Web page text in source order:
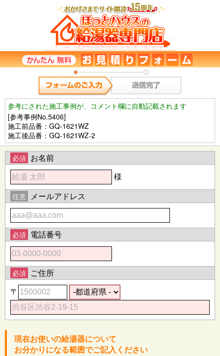
参考にされた施工事例が、コメント欄に自動記載されます
[参考事例No.5406]
施工前品番：GQ-1621WZ
施工後品番：GQ-1621WZ-2
必須 お名前
様
任意 メールアドレス
必須 電話番号
必須 ご住所
〒
現在お使いの給湯器について
お分かりになる範囲でご記入ください